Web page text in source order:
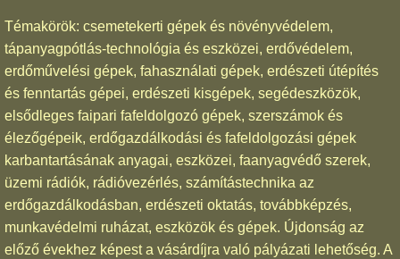
Témakörök: csemetekerti gépek és növényvédelem,
tápanyagpótlás-technológia és eszközei, erdővédelem,
erdőművelési gépek, fahasználati gépek, erdészeti útépítés
és fenntartás gépei, erdészeti kisgépek, segédeszközök,
elsődleges faipari fafeldolgozó gépek, szerszámok és
élezőgépeik, erdőgazdálkodási és fafeldolgozási gépek
karbantartásának anyagai, eszközei, faanyagvédő szerek,
üzemi rádiók, rádióvezérlés, számítástechnika az
erdőgazdálkodásban, erdészeti oktatás, továbbképzés,
munkavédelmi ruházat, eszközök és gépek. Újdonság az
előző évekhez képest a vásárdíjra való pályázati lehetőség. A